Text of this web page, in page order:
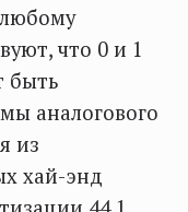
что 0 и 1
быть
аналогового
из
хай-энд